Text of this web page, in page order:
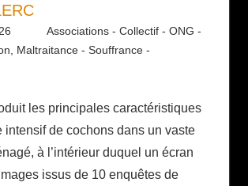
Daniel
Associations - Collectif - ONG -
Maltraitance - Souffrance -
les principales caractéristiques
intensif de cochons dans un vaste
à l’intérieur duquel un écran
issus de 10 enquêtes de